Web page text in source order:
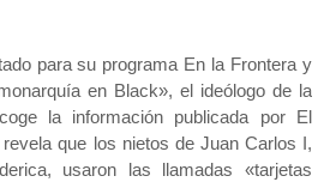
para su programa En la Frontera y
en Black», el ideólogo de la
la información publicada por El
que los nietos de Juan Carlos I,
usaron las llamadas «tarjetas